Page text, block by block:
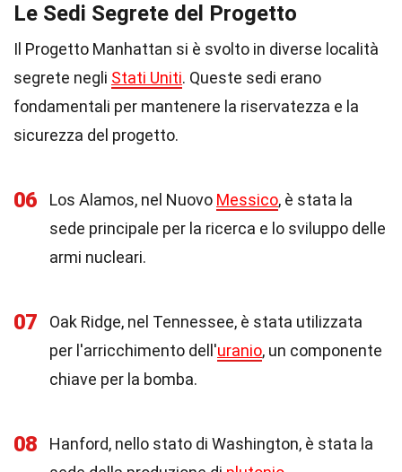
Le Sedi Segrete del Progetto
Il Progetto Manhattan si è svolto in diverse località
segrete negli Stati Uniti. Queste sedi erano
fondamentali per mantenere la riservatezza e la
sicurezza del progetto.
06 Los Alamos, nel Nuovo Messico, è stata la
sede principale per la ricerca e lo sviluppo delle
armi nucleari.
07
Oak Ridge, nel Tennessee, è stata utilizzata
per l'arricchimento dell'uranio, un componente
chiave per la bomba.
08
Hanford, nello stato di Washington, è stata la